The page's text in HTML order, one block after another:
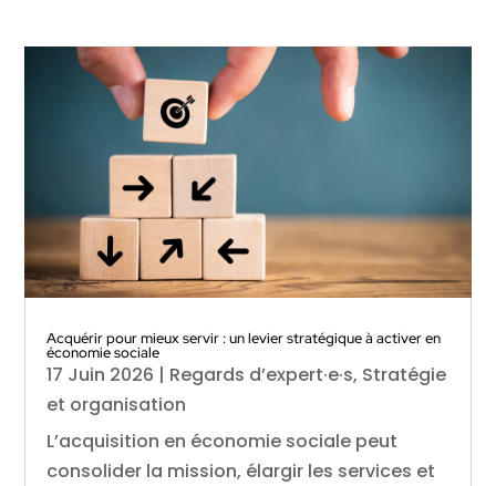
Acquérir pour mieux servir : un levier stratégique à activer en
économie sociale
17 Juin 2026 | Regards d’expert·e·s, Stratégie
et organisation
L’acquisition en économie sociale peut
consolider la mission, élargir les services et